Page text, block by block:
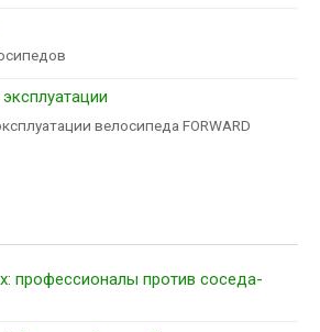
велосипеда FORWARD
профессионалы против соседа-